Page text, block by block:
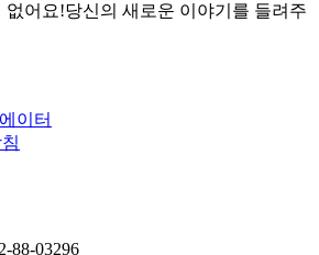
없어요!당신의 새로운 이야기를 들려주
이터
88-03296